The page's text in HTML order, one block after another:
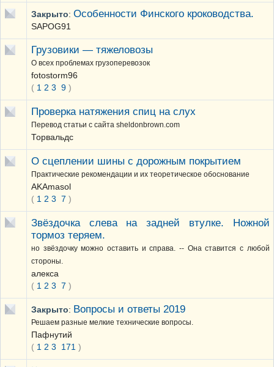
Закрыто: Особенности Финского кроководства.
SAPOG91
Грузовики — тяжеловозы
О всех проблемах грузоперевозок
fotostorm96
( 1 2 3 9)
Проверка натяжения спиц на слух
Перевод статьи с сайта sheldonbrown.com
Торвальдс
О сцеплении шины с дорожным покрытием
Практические рекомендации и их теоретическое обоснование
AKAmasol
( 1 2 3 7 )
Звёздочка слева на задней втулке. Ножной
тормоз теряем.
но звёздочку можно оставить и справа. -- Она ставится с любой
стороны.
алекса
( 1 2 3 7 )
Закрыто: Вопросы и ответы 2019
Решаем разные мелкие технические вопросы.
Пафнутий
( 1 2 3 171)